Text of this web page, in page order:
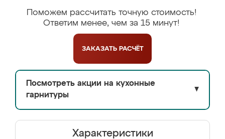
Поможем рассчитать точную стоимость!
Ответим менее, чем за 15 минут!
ЗАКАЗАТЬ РАСЧЁТ
Посмотреть акции на кухонные
гарнитуры
▼
Характеристики